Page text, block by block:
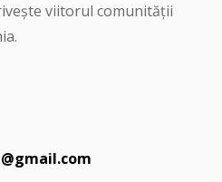
viitorul comunității